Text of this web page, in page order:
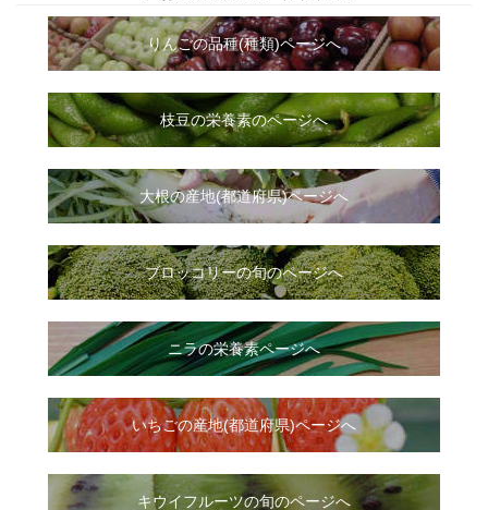
りんごの品種(種類)ページへ
枝豆の栄養素のページへ
大根の産地(都道府県)ページへ
ブロッコリーの旬のページへ
ニラの栄養素ページへ
いちごの産地(都道府県)ページへ
キウイフルーツの旬のページへ